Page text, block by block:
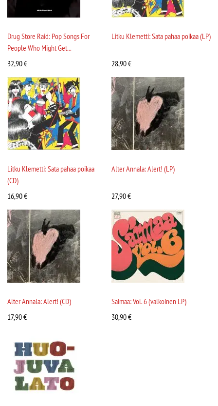
Drug Store Raid: Pop Songs For
People Who Might Get...
32,90€
Litku Klemetti: Sata pahaa poikaa (LP)
28,90€
Litku Klemetti: Sata pahaa poikaa
(CD)
16,90€
Alter Annala: Alert! (LP)
27,90€
Alter Annala: Alert! (CD)
17,90€
Saimaa: Vol. 6 (valkoinen LP)
30,90€